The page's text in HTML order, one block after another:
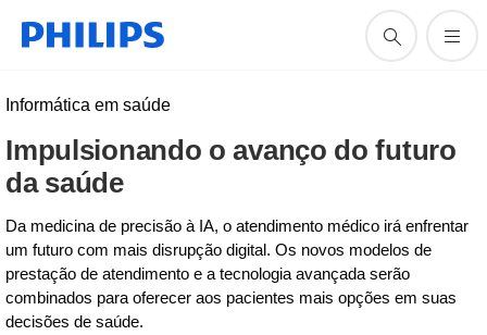
Informática em saúde
Impulsionando o avanço do futuro
da saúde
Da medicina de precisão à IA, o atendimento médico irá enfrentar
um futuro com mais disrupção digital. Os novos modelos de
prestação de atendimento e a tecnologia avançada serão
combinados para oferecer aos pacientes mais opções em suas
decisões de saúde.